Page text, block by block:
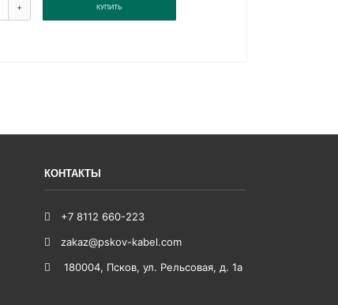
+ КУПИТЬ
КОНТАКТЫ
+7 8112 660-223
zakaz@pskov-kabel.com
180004, Псков, ул. Рельсовая, д. 1а